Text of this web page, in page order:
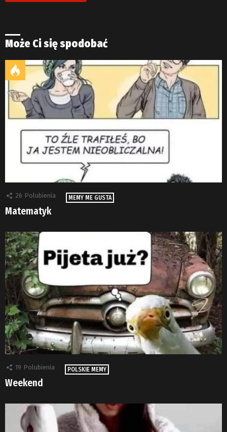
Może Ci się spodobać
26 Polubienia MEMY ME GUSTA
Matematyk
19 Polubienia POLSKIE MEMY
Weekend